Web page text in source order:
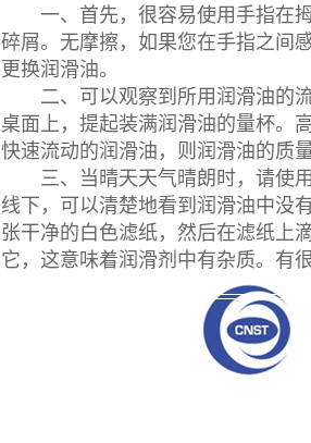
一、首先，很容易使用手指在拇
碎屑。无摩擦，如果您在手指之间
更换润滑油。
二、可以观察到所用润滑油的流
桌面上，提起装满润滑油的量杯。
快速流动的润滑油，则润滑油的质
三、当晴天天气晴朗时，请使用
线下，可以清楚地看到润滑油中没
张干净的白色滤纸，然后在滤纸上
它，这意味着润滑剂中有杂质。有